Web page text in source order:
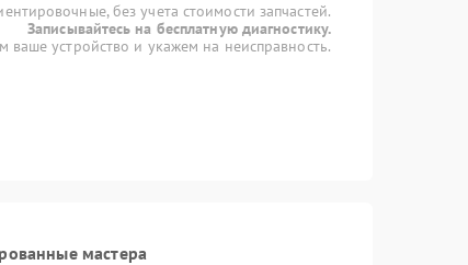
без учета стоимости запчастей.
Записывайтесь на бесплатную диагностику.
ваше устройство и укажем на неисправность.
мастера